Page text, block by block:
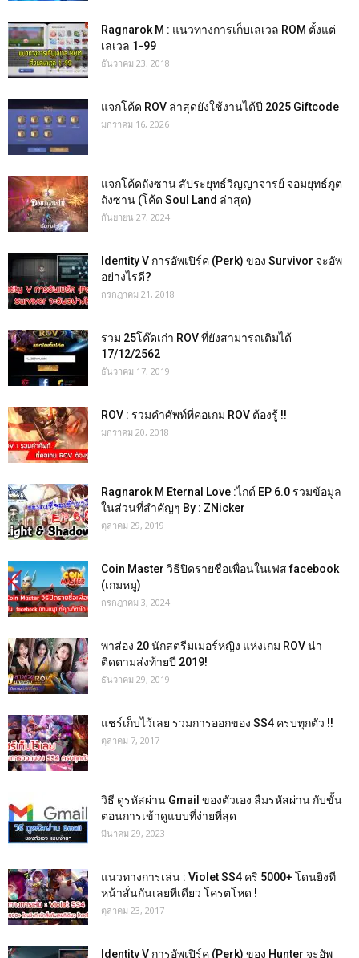
Ragnarok M : แนวทางการเก็บเลเวล ROM ตั้งแต่
เลเวล 1-99
ธันวาคม 23, 2018
แจกโค้ด ROV ล่าสุดยังใช้งานได้ปี 2025 Giftcode
มกราคม 16, 2026
แจกโค้ดถังซาน สัประยุทธ์วิญญาจารย์ จอมยุทธ์ภูต
ถังซาน (โค้ด Soul Land ล่าสุด)
กันยายน 27, 2024
Identity V การอัพเปิร์ค (Perk) ของ Survivor จะอัพ
อย่างไรดี?
กรกฎาคม 21, 2018
รวม 25โค๊ดเก่า ROV ที่ยังสามารถเติมได้
17/12/2562
ธันวาคม 17, 2019
ROV : รวมคำศัพท์ที่คอเกม ROV ต้องรู้ !!
มกราคม 20, 2018
Ragnarok M Eternal Love :ไกด์ EP 6.0 รวมข้อมูล
ในส่วนที่สำคัญๆ By : ZNicker
ตุลาคม 29, 2019
Coin Master วิธีปิดรายชื่อเพื่อนในเฟส facebook
(เกมหมู)
กรกฎาคม 3, 2024
พาส่อง 20 นักสตรีมเมอร์หญิง แห่งเกม ROV น่า
ติดตามส่งท้ายปี 2019!
ธันวาคม 29, 2019
แชร์เก็บไว้เลย รวมการออกของ SS4 ครบทุกตัว !!
ตุลาคม 7, 2017
วิธี ดูรหัสผ่าน Gmail ของตัวเอง ลืมรหัสผ่าน กับขั้น
ตอนการเข้าดูแบบที่ง่ายที่สุด
มีนาคม 29, 2023
แนวทางการเล่น : Violet SS4 คริ 5000+ โดนยิงที
หน้าสั่นกันเลยทีเดียว โครตโหด !
ตุลาคม 23, 2017
Identity V การอัพเปิร์ค (Perk) ของ Hunter จะอัพ